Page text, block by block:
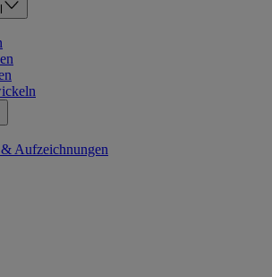
Aufzeichnungen